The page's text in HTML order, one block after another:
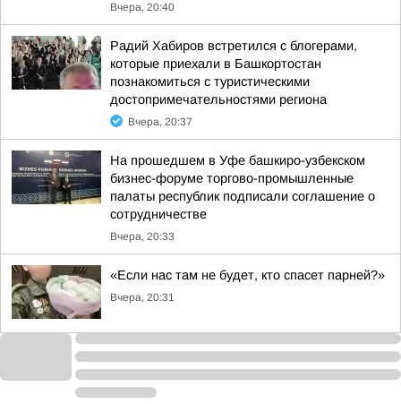
Вчера, 20:40
Радий Хабиров встретился с блогерами,
которые приехали в Башкортостан
познакомиться с туристическими
достопримечательностями региона
Вчера, 20:37
На прошедшем в Уфе башкиро-узбекском
бизнес-форуме торгово-промышленные
палаты республик подписали соглашение о
сотрудничестве
Вчера, 20:33
«Если нас там не будет, кто спасет парней?»
Вчера, 20:31